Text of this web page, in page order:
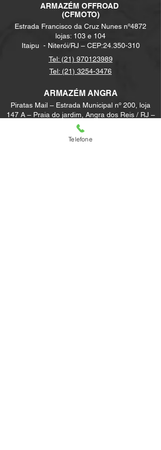
Capacidade Tanque de
Combustível:400L
Passageiros:15+1 DIA/ 04 NOITE
Motorização Parelha: 2 x 300 HP
ARMAZÉM OFFROAD
(CFMOTO)
Estrada Francisco da Cruz Nunes nº4872
lojas: 103 e 104
Itaipu - Niterói/RJ – CEP:24.350-310
Tel: (21) 970123989
Tel: (21) 3254-3476
ARMAZÉM ANGRA
Piratas Mail – Estrada Municipal nº 200, loja
147 A – Praia do jardim, Angra dos Reis / RJ –
23907-900
(21) 3254-3476
Telefone